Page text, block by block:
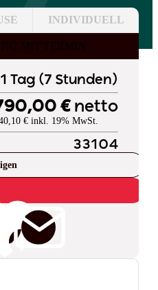
INDIVIDUELL
MIT TERMIN
1 Tag (7 Stunden)
€ netto
€ inkl. 19% MwSt.
33104